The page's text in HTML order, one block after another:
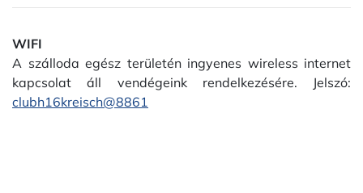
WIFI
A szálloda egész területén ingyenes wireless internet
kapcsolat áll vendégeink rendelkezésére. Jelszó:
clubh16kreisch@8861